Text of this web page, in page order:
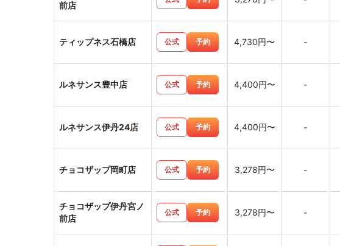
前店
ティップネス石橋店 公式 予約 4,730円〜 -
ルネサンス豊中店 公式 予約 4,400円〜 -
ルネサンス伊丹24店 公式 予約 4,400円〜 -
チョコザップ岡町店 公式 予約 3,278円〜 -
チョコザップ伊丹宮ノ
前店
公式 予約 3,278円〜 -